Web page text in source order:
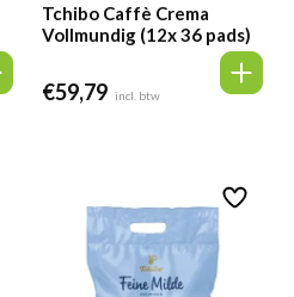
Tchibo Caffè Crema
Vollmundig (12x 36 pads)
€59,79 incl. btw